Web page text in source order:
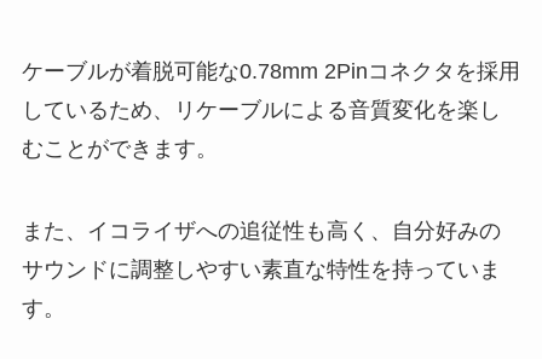
ケーブルが着脱可能な0.78mm 2Pinコネクタを採用
しているため、リケーブルによる音質変化を楽し
むことができます。
また、イコライザへの追従性も高く、自分好みの
サウンドに調整しやすい素直な特性を持っていま
す。